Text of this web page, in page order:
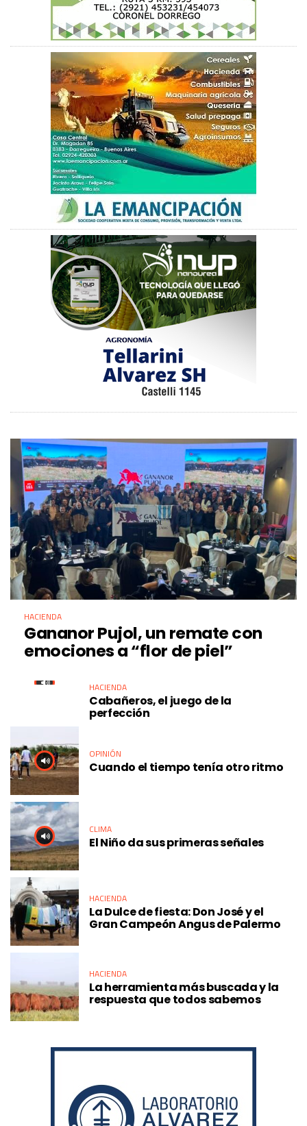
HACIENDA
Gananor Pujol, un remate con
emociones a “flor de piel”
HACIENDA
Cabañeros, el juego de la
perfección
OPINIÓN
Cuando el tiempo tenía otro ritmo
CLIMA
El Niño da sus primeras señales
HACIENDA
La Dulce de fiesta: Don José y el
Gran Campeón Angus de Palermo
HACIENDA
La herramienta más buscada y la
respuesta que todos sabemos